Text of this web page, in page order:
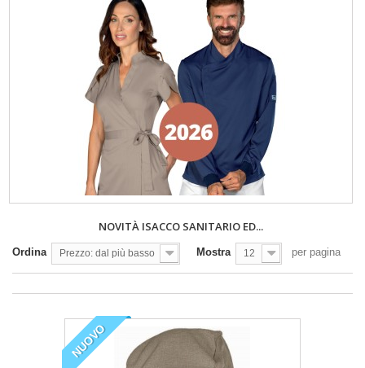
NOVITÀ ISACCO SANITARIO ED...
Ordina Prezzo: dal più basso Mostra 12 per pagina
NUOVO